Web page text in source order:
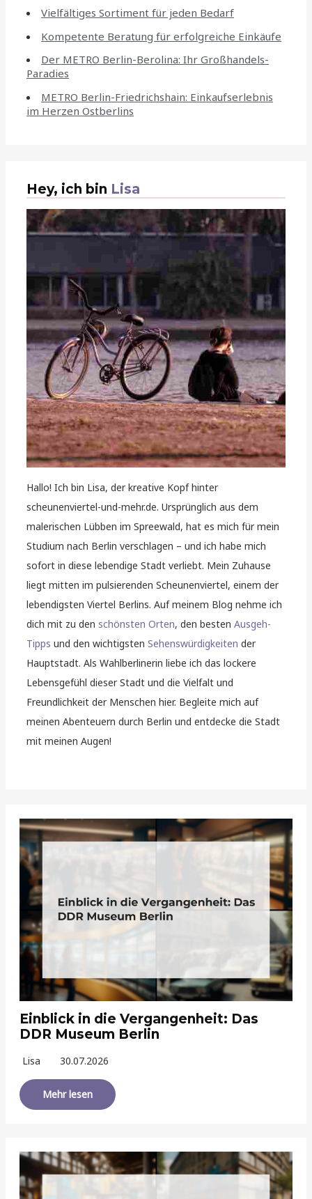
Vielfältiges Sortiment für jeden Bedarf
Kompetente Beratung für erfolgreiche Einkäufe
Der METRO Berlin-Berolina: Ihr Großhandels-
Paradies
METRO Berlin-Friedrichshain: Einkaufserlebnis
im Herzen Ostberlins
Hey, ich bin Lisa
Hallo! Ich bin Lisa, der kreative Kopf hinter
scheunenviertel-und-mehr.de. Ursprünglich aus dem
malerischen Lübben im Spreewald, hat es mich für mein
Studium nach Berlin verschlagen – und ich habe mich
sofort in diese lebendige Stadt verliebt. Mein Zuhause
liegt mitten im pulsierenden Scheunenviertel, einem der
lebendigsten Viertel Berlins. Auf meinem Blog nehme ich
dich mit zu denschönsten Orten, den bestenAusgeh-
Tipps und den wichtigstenSehenswürdigkeiten der
Hauptstadt. Als Wahlberlinerin liebe ich das lockere
Lebensgefühl dieser Stadt und die Vielfalt und
Freundlichkeit der Menschen hier. Begleite mich auf
meinen Abenteuern durch Berlin und entdecke die Stadt
mit meinen Augen!
Einblick in die Vergangenheit: Das
DDR Museum Berlin
Lisa 30.07.2026
Mehr lesen